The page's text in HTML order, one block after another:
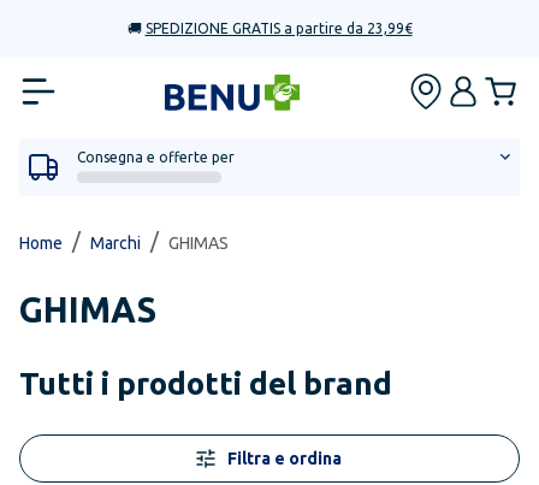
🚚 SPEDIZIONE GRATIS a partire da 23,99€
Consegna e offerte per
Home / Marchi / GHIMAS
GHIMAS
Tutti i prodotti del brand
Filtra e ordina